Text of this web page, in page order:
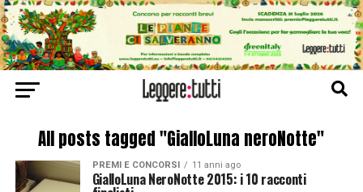
All posts tagged "GialloLuna neroNotte"
PREMI E CONCORSI 11 anni ago
GialloLuna NeroNotte 2015: i 10 racconti